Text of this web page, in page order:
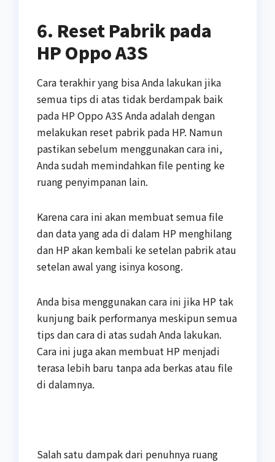
6. Reset Pabrik pada
HP Oppo A3S
Cara terakhir yang bisa Anda lakukan jika
semua tips di atas tidak berdampak baik
pada HP Oppo A3S Anda adalah dengan
melakukan reset pabrik pada HP. Namun
pastikan sebelum menggunakan cara ini,
Anda sudah memindahkan file penting ke
ruang penyimpanan lain.
Karena cara ini akan membuat semua file
dan data yang ada di dalam HP menghilang
dan HP akan kembali ke setelan pabrik atau
setelan awal yang isinya kosong.
Anda bisa menggunakan cara ini jika HP tak
kunjung baik performanya meskipun semua
tips dan cara di atas sudah Anda lakukan.
Cara ini juga akan membuat HP menjadi
terasa lebih baru tanpa ada berkas atau file
di dalamnya.
Salah satu dampak dari penuhnya ruang